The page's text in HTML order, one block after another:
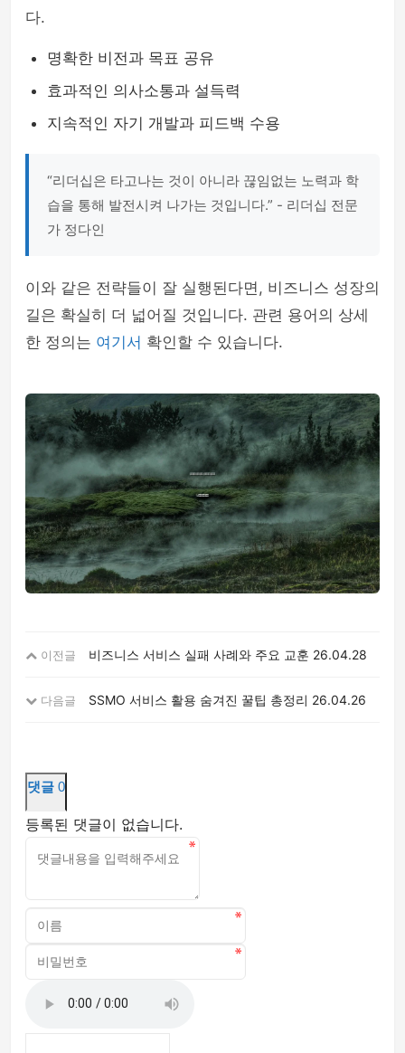
다.
명확한 비전과 목표 공유
효과적인 의사소통과 설득력
지속적인 자기 개발과 피드백 수용
“리더십은 타고나는 것이 아니라 끊임없는 노력과 학
습을 통해 발전시켜 나가는 것입니다.” - 리더십 전문
가 정다인
이와 같은 전략들이 잘 실행된다면, 비즈니스 성장의
길은 확실히 더 넓어질 것입니다. 관련 용어의 상세
한 정의는 여기서 확인할 수 있습니다.
이전글 비즈니스 서비스 실패 사례와 주요 교훈 26.04.28
다음글 SSMO 서비스 활용 숨겨진 꿀팁 총정리 26.04.26
댓글 0
등록된 댓글이 없습니다.